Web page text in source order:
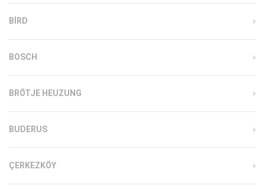
BIRD
BOSCH
BRÖTJE HEUZUNG
BUDERUS
ÇERKEZKÖY